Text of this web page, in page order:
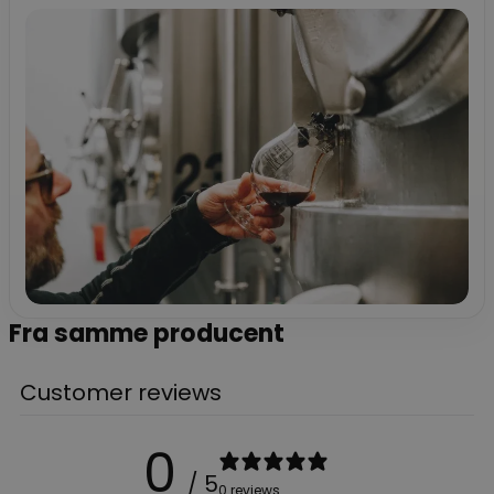
Fra samme producent
Customer reviews
0 / 50 reviews